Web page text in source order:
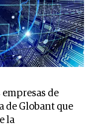
empresas de
de Globant que
la